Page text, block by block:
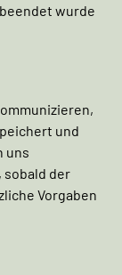
wurde
und
uns
der
Vorgaben